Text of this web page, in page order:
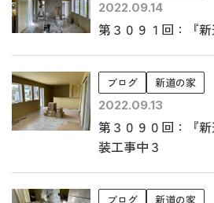
2022.09.14
第３０９１回：『
ブログ
新道の家
2022.09.13
第３０９０回：『
装工事中３
ブログ 新道の家